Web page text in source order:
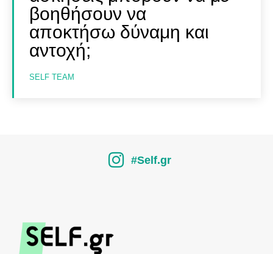
βοηθήσουν να
αποκτήσω δύναμη και
αντοχή;
SELF TEAM
#Self.gr